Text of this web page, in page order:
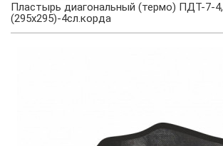
Пластырь диагональный (термо) ПДТ-7-4,
(295х295)-4сл.корда